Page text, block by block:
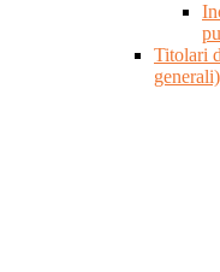
Titolari
generali)